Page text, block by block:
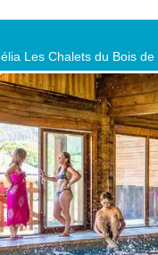
Les Chalets du Bois